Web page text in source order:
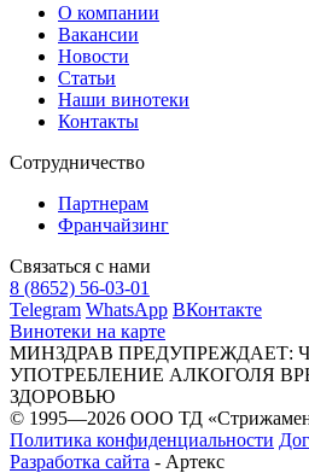
О компании
Вакансии
Новости
Статьи
Наши винотеки
Контакты
Сотрудничество
Партнерам
Франчайзинг
Связаться с нами
8 (8652) 56-03-01
Telegram WhatsApp ВКонтакте
Винотеки на карте
МИНЗДРАВ ПРЕДУПРЕЖДАЕТ:
УПОТРЕБЛЕНИЕ АЛКОГОЛЯ
ЗДОРОВЬЮ
© 1995—2026 ООО ТД
Политика конфиденциальности
Разработка сайта - Артекс